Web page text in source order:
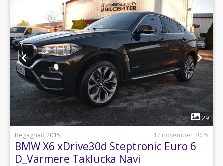
1
29
Begagnad 2015
17 november 2025
BMW X6 xDrive30d Steptronic Euro 6
D_Värmere Taklucka Navi